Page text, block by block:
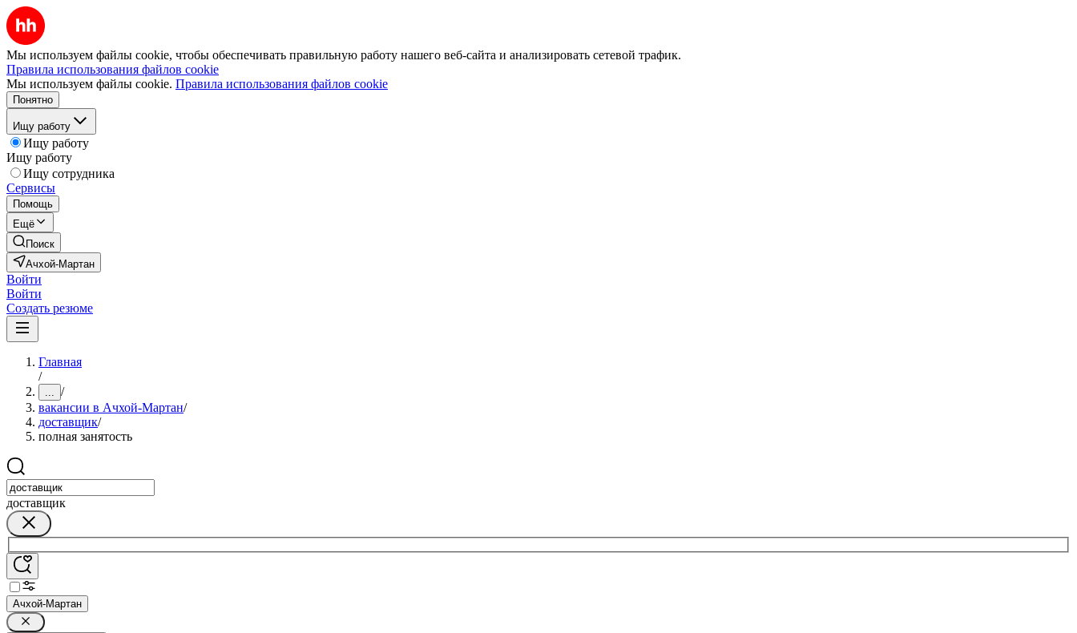
Мы используем файлы cookie, чтобы обеспечивать правильную работу нашего веб-сайта и анализировать сетевой трафик.
Правила использования файлов cookie
Мы используем файлы cookie. Правила использования файлов cookie
Понятно
Ищу работу
Ищу работу
Ищу работу
Ищу сотрудника
Сервисы
Помощь
Ещё
Поиск
Ачхой-Мартан
Войти
Войти
Создать резюме
Главная
/
... /
вакансии в Ачхой-Мартан/
доставщик/
полная занятость
доставщик
Ачхой-Мартан